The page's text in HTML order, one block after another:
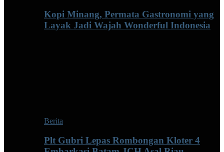
Kopi Minang, Permata Gastronomi yang
Layak Jadi Wajah Wonderful Indonesia
Berita
Plt Gubri Lepas Rombongan Kloter 4